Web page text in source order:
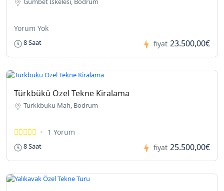
Yorum Yok
8 Saat fiyat 23.500,00€
Türkbükü Özel Tekne Kiralama
Turkkbuku Mah, Bodrum
1 Yorum
8 Saat fiyat 25.500,00€